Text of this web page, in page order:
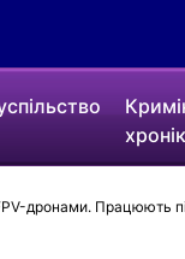
дронами. Працюють